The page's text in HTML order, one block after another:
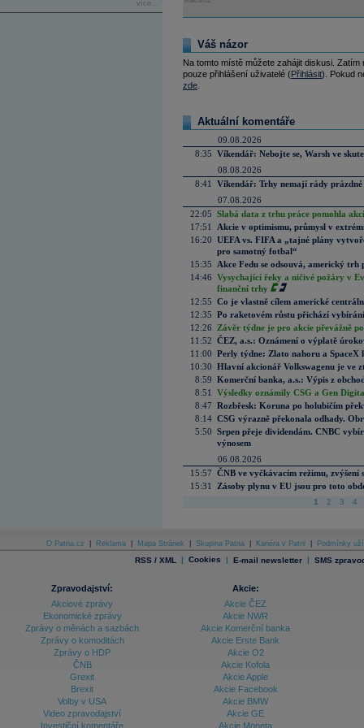
více...
Váš názor
Na tomto místě můžete zahájit diskusi.
pouze přihlášení uživatelé (Přihlásit). Pokud
zde
Aktuální komentáře
09.08.2026
8:35 Víkendář: Nebojte se, Warsh ve
08.08.2026
8:41
Víkendář: Trhy nemají rády prázdné
07.08.2026
22:05 Slabá data z trhu práce pomohla
17:51
Akcie v optimismu, průmysl v
16:20 UEFA vs. FIFA a „tajné plány
pro samotný fotbal“
15:35
Akce Fedu se odsouvá, americký
14:46 Vysychající řeky a ničivé požáry v
finanční trhy
12:55 Co je vlastně cílem americké
12:35 Po raketovém růstu přichází
12:26
Závěr týdne je pro akcie převážně
11:52 ČEZ, a.s.: Oznámení o výplatě
11:00 Perly týdne: Zlato nahoru a SpaceX
10:30 Hlavní akcionář Volkswagenu je ve
8:59 Komerční banka, a.s.: Výpis z
8:51
Výsledky oznámily CSG a Gen
8:47 Rozbřesk: Koruna po holubičím
8:14 CSG výrazně překonala odhady.
5:50 Srpen přeje dividendám. CNBC
výnosem
06.08.2026
15:57 ČNB ve vyčkávacím režimu, zvýšení
15:31
Zásoby plynu v EU jsou pro toto
1 2 3 4
O Patria.cz Reklama Mapa Stránek Skupina Patria Kariéra v Patrii Podmínky
RSS / XML | Cookies | E-mail newsletter | SMS
Zpravodajství:
Akciové zprávy
Ekonomické zprávy
Zprávy o měnách a sazbách
Zprávy o komoditách
Zprávy o HDP
ČNB
Grexit
Brexit
Volby v USA
Video zpravodajství
Investiční komentáře
Akcie:
Akcie ČEZ
Akcie NWR
Akcie Komerční banka
Akcie Erste Bank
Akcie O2
Akcie Kofola
Akcie Apple
Akcie Facebook
Akcie BMW
Akcie GE
Akcie Moneta